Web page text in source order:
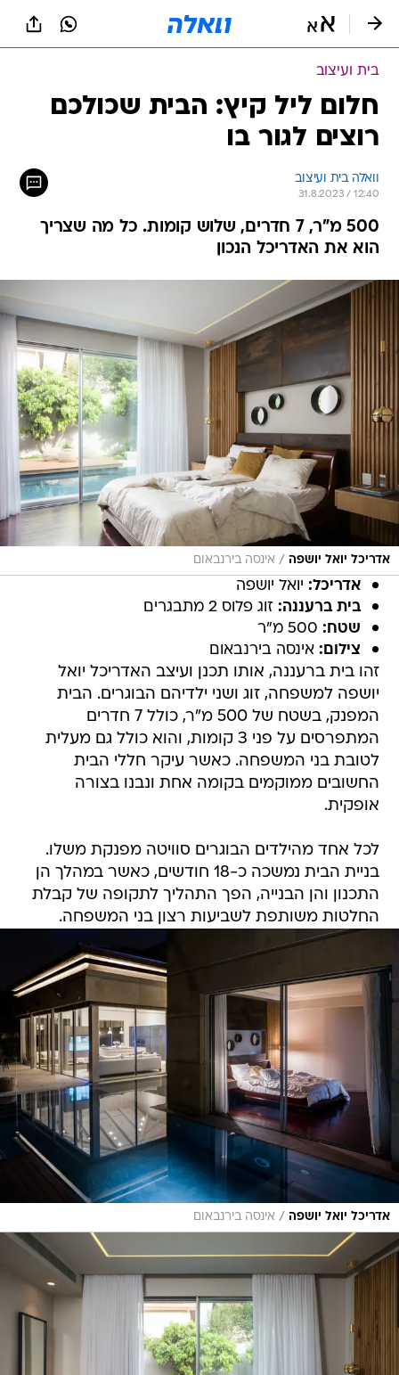
בית ועיצוב
חלום ליל קיץ: הבית שכולכם
רוצים לגור בו
וואלה בית ועיצוב
31.8.2023 / 12:40
500 מ"ר, 7 חדרים, שלוש קומות. כל מה שצריך
הוא את האדריכל הנכון
אדריכל יואל יושפה / אינסה בירנבאום
אדריכל: יואל יושפה
בית ברעננה: זוג פלוס 2 מתבגרים
שטח:
צילום: אינסה בירנבאום
זהו בית ברעננה, אותו תכנן ועיצב האדריכל יואל
יושפה למשפחה, זוג ושני ילדיהם הבוגרים. הבית
המפנק, בשטח של 500 מ"ר, כולל 7 חדרים
המתפרסים על פני 3 קומות, והוא כולל גם מעלית
לטובת בני המשפחה. כאשר עיקר חללי הבית
החשובים ממוקמים בקומה אחת ונבנו בצורה
אופקית.
לכל אחד מהילדים הבוגרים סוויטה מפנקת משלו.
בניית הבית נמשכה כ-18 חודשים, כאשר במהלך הן
התכנון והן הבנייה, הפך התהליך לתקופה של קבלת
החלטות משותפת לשביעות רצון בני המשפחה.
אדריכל יואל יושפה / אינסה בירנבאום